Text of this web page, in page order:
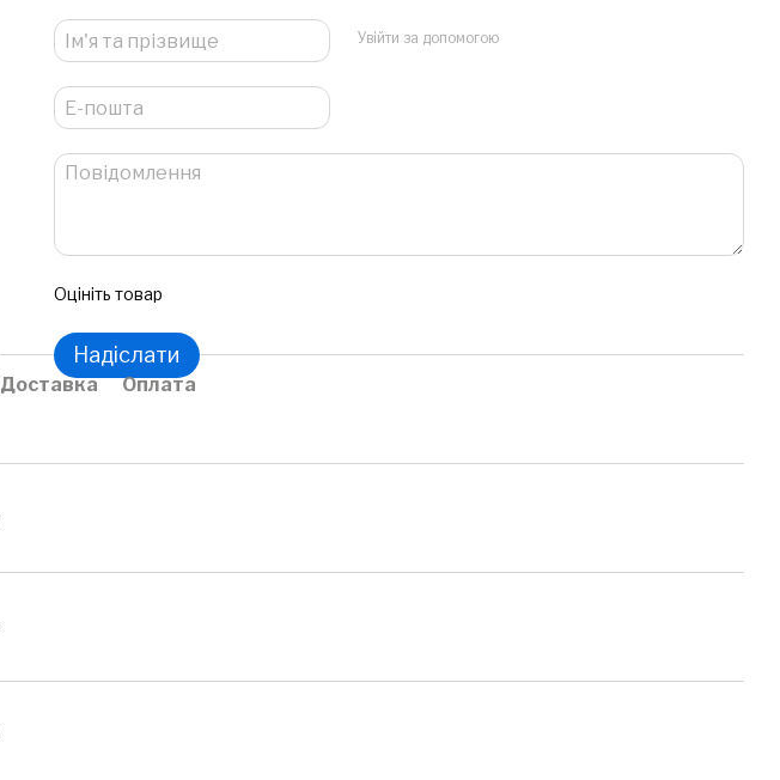
Увійти за допомогою
Оцініть товар
Надіслати
Доставка Оплата